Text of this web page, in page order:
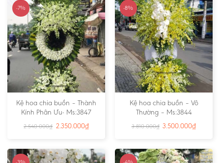
-7%
Kệ hoa chia buồn – Thành
Kính Phân Ưu- Ms:3847
2.540.000₫ 2.350.000₫
-8%
Kệ hoa chia buồn – Vô
Thường – Ms:3844
3.810.000₫ 3.500.000₫